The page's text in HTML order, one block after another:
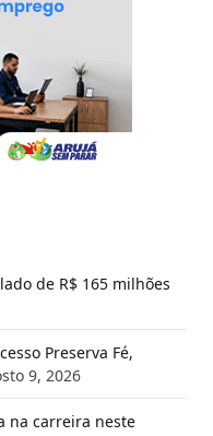
de R$ 165 milhões
Preserva Fé,
9, 2026
na carreira neste